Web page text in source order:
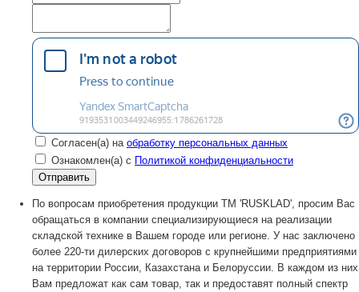
Согласен(а) на обработку персональных данных
Ознакомлен(а) с Политикой конфиденциальности
По вопросам приобретения продукции TM 'RUSKLAD', просим Вас
обращаться в компании специализирующиеся на реализации
складской технике в Вашем городе или регионе. У нас заключено
более 220-ти дилерских договоров с крупнейшими предприятиями
на территории России, Казахстана и Белоруссии. В каждом из них
Вам предложат как сам товар, так и предоставят полный спектр